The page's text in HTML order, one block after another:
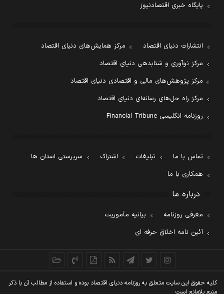
پایگاه خبری اقتصادنیوز
انتشارات دنیای اقتصاد
مرکز همایش‌های دنیای اقتصاد
مرکز نوآوری و شتابدهی دنیای اقتصاد
مرکز پژوهش‌های مالی و اقتصادی دنیای اقتصاد
مرکز راه حل‌های رسانه‌ای دنیای اقتصاد
روزنامه انگلیسی Financial Tribune
تماس با ما تبلیغات اشتراک
سرپرستی استان ها
همکاری با ما
درباره ما
معرفی روزنامه
بیانیه مأموریت
آئین نامه اخلاق حرفه ای
کليه حقوق اين سايت متعلق به روزنامه دنيای اقتصاد بوده و استفاده از مطالب آن با ذکر
منبع بلامانع است